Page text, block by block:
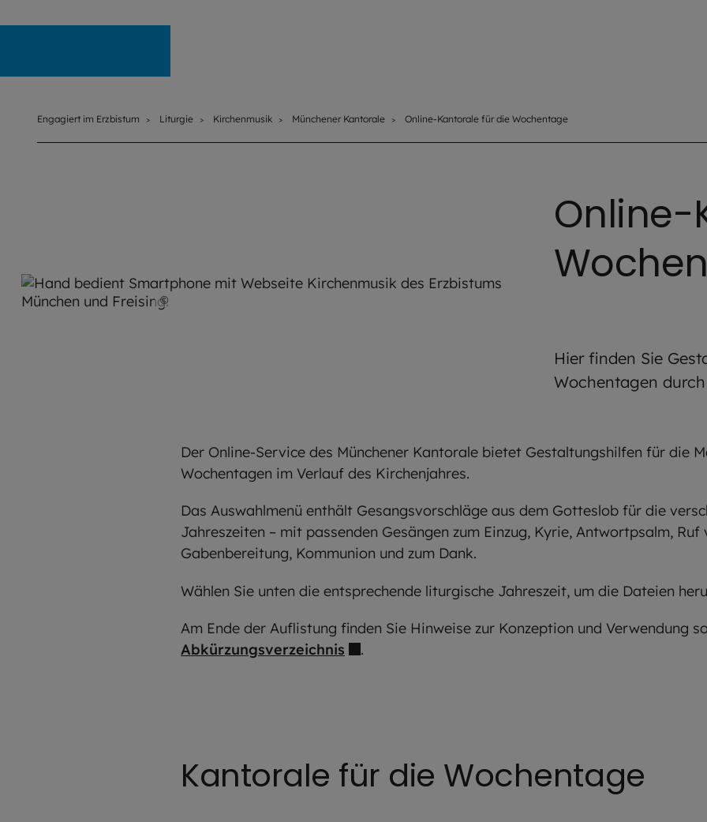
Engagiert im Erzbistum Liturgie Kirchenmusik Münchener Kantorale Online-Kantorale für die Wochentage
©
Online-
Hier finden Sie
Wochentagen
Der Online-Service des Münchener Kantorale bietet Gestaltungshilfen für die
Wochentagen im Verlauf des Kirchenjahres.
Das Auswahlmenü enthält Gesangsvorschläge aus dem Gotteslob für die
Jahreszeiten – mit passenden Gesängen zum Einzug, Kyrie, Antwortpsalm,
Gabenbereitung, Kommunion und zum Dank.
Wählen Sie unten die entsprechende liturgische Jahreszeit, um die Dateien
Am Ende der Auflistung finden Sie Hinweise zur Konzeption und Verwendung
Abkürzungsverzeichnis
.
Kantorale für die Wochentage